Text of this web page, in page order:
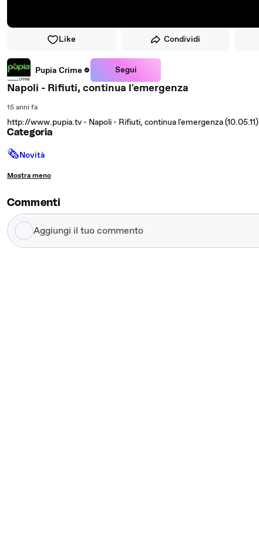
Like Condividi
Pupia Crime Segui
Napoli - Rifiuti, continua l'emergenza
15 anni fa
http://www.pupia.tv - Napoli - Rifiuti, continua l'emergenza (10.05.11)
Categoria
🗞Novità
Mostra meno
Commenti
Aggiungi
il